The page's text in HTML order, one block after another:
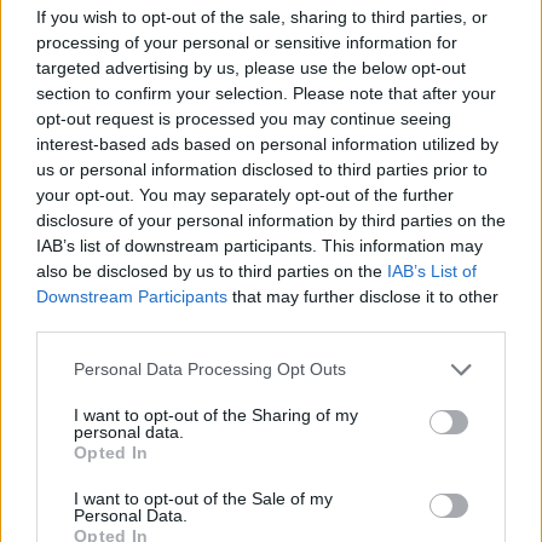
If you wish to opt-out of the sale, sharing to third parties, or
processing of your personal or sensitive information for
targeted advertising by us, please use the below opt-out
section to confirm your selection. Please note that after your
opt-out request is processed you may continue seeing
interest-based ads based on personal information utilized by
us or personal information disclosed to third parties prior to
your opt-out. You may separately opt-out of the further
disclosure of your personal information by third parties on the
IAB’s list of downstream participants. This information may
also be disclosed by us to third parties on the IAB’s List of
Downstream Participants that may further disclose it to other
Please note that this website/app uses one or more Google
not limited to your visit or usage behaviour. You may click to
grant or deny consent to Google and its third-party tags to
use your data for below specified purposes in below Google
consent section.
Personal Data Processing Opt Outs
I want to opt-out of the Sharing of my
personal data.
Opted In
I want to opt-out of the Sale of my
Personal Data.
Opted In
in Europa: classifica dei 5 centri di riferimento
pe…
Incendi, a San Pasquale arriva il Campo Base:
l’inaugurazione
Andrea Mura conquista Palau: grande
partecipazione per il suo racconto
Calangianus, allarme sul centro accoglienza
minori, Albieri: “Episodi gravissimi”